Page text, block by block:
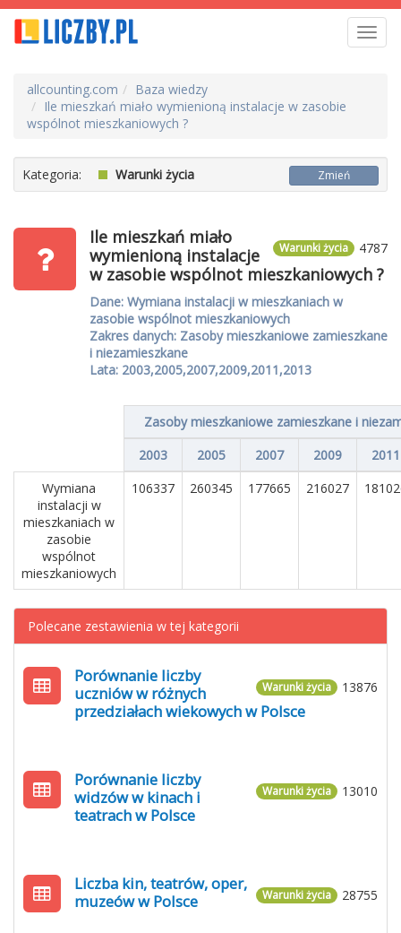
allcounting.com
Baza wiedzy
Ile mieszkań miało wymienioną instalacje w zasobie
wspólnot mieszkaniowych ?
Kategoria: Warunki życia Zmień
4787
Warunki życia
Ile mieszkań miało
wymienioną instalacje
w zasobie wspólnot mieszkaniowych ?
Dane: Wymiana instalacji w mieszkaniach w
zasobie wspólnot mieszkaniowych
Zakres danych: Zasoby mieszkaniowe zamieszkane
i niezamieszkane
Lata: 2003,2005,2007,2009,2011,2013
Zasoby mieszkaniowe zamieszkane i
2003
2005 2007 2009
2011
Wymiana
instalacji w
mieszkaniach w
zasobie
wspólnot
mieszkaniowych
106337 260345 177665 216027
Polecane zestawienia w tej kategorii
13876
Warunki życia
Porównanie liczby
uczniów w różnych
przedziałach wiekowych w Polsce
13010
Warunki życia
Porównanie liczby
widzów w kinach i
teatrach w Polsce
28755
Warunki życia
Liczba kin, teatrów, oper,
muzeów w Polsce